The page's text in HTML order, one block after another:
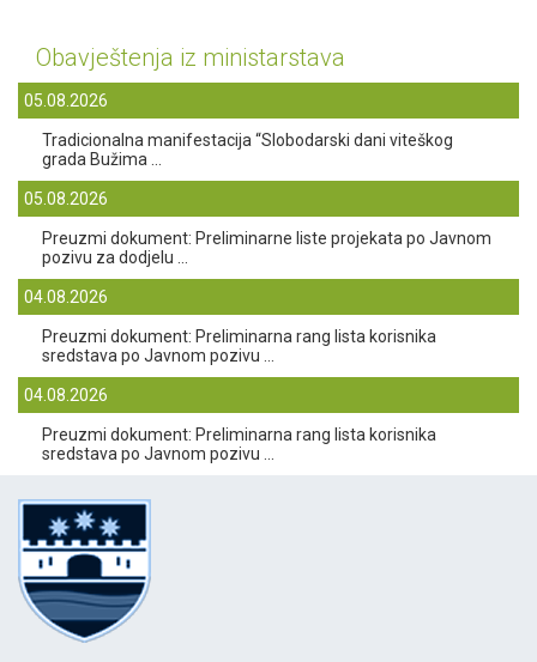
Obavještenja iz ministarstava
05.08.2026
Tradicionalna manifestacija “Slobodarski dani viteškog
grada Bužima ...
05.08.2026
Preuzmi dokument: Preliminarne liste projekata po Javnom
pozivu za dodjelu ...
04.08.2026
Preuzmi dokument: Preliminarna rang lista korisnika
sredstava po Javnom pozivu ...
04.08.2026
Preuzmi dokument: Preliminarna rang lista korisnika
sredstava po Javnom pozivu ...